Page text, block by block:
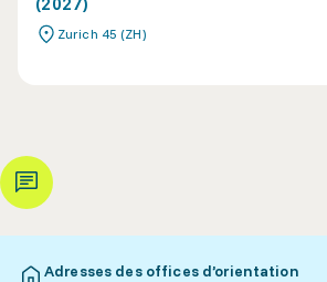
Zurich 45 (ZH)
Adresses des offices d’orientation